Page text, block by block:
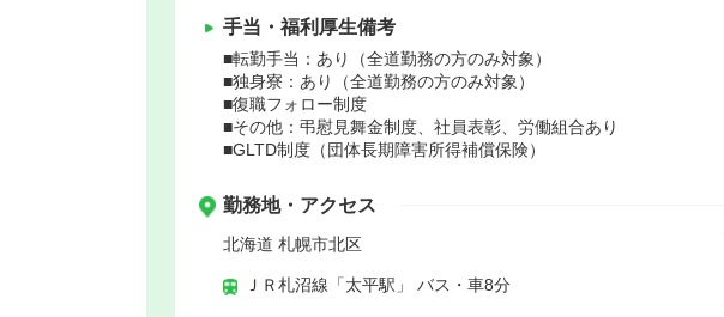
手当・福利厚生備考
■転勤手当：あり（全道勤務の方のみ対象）
■独身寮：あり（全道勤務の方のみ対象）
■復職フォロー制度
■その他：弔慰見舞金制度、社員表彰、労働組合あり
■GLTD制度（団体長期障害所得補償保険）
勤務地・アクセス
北海道 札幌市北区
ＪＲ札沼線「太平駅」 バス・車8分